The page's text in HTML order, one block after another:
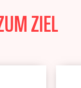
ZIEL